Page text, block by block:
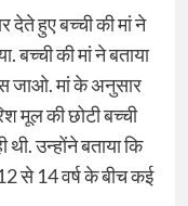
देते हुए बच्ची की मां ने
बच्ची की मां ने बताया
जाओ. मां के अनुसार
मूल की छोटी बच्ची
उन्होंने बताया कि
से 14 वर्ष के बीच कई